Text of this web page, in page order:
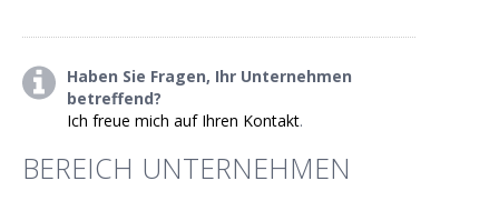
Haben Sie Fragen, Ihr Unternehmen
betreffend?
Ich freue mich auf Ihren Kontakt.
BEREICH UNTERNEHMEN